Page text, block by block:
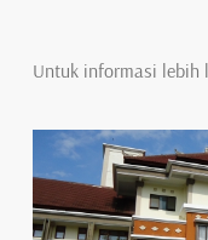
Untuk informasi lebih